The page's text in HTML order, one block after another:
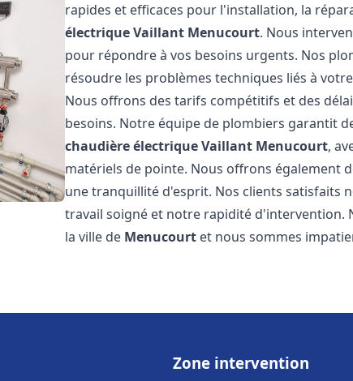
rapides et efficaces pour l'installation, la
électrique Vaillant Menucourt. Nous
pour répondre à vos besoins urgents. Nos
résoudre les problèmes techniques liés à
Nous offrons des tarifs compétitifs et des
besoins. Notre équipe de plombiers garantit
chaudière électrique Vaillant Menucourt,
matériels de pointe. Nous offrons également
une tranquillité d'esprit. Nos clients satisfaits
travail soigné et notre rapidité d'intervention.
la ville de Menucourt et nous sommes
Zone intervention